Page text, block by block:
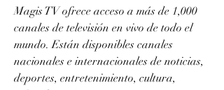
Magis TV ofrece acceso a más de 1,000
canales de televisión en vivo de todo el
mundo. Están disponibles canales
nacionales e internacionales de noticias,
deportes, entretenimiento, cultura,